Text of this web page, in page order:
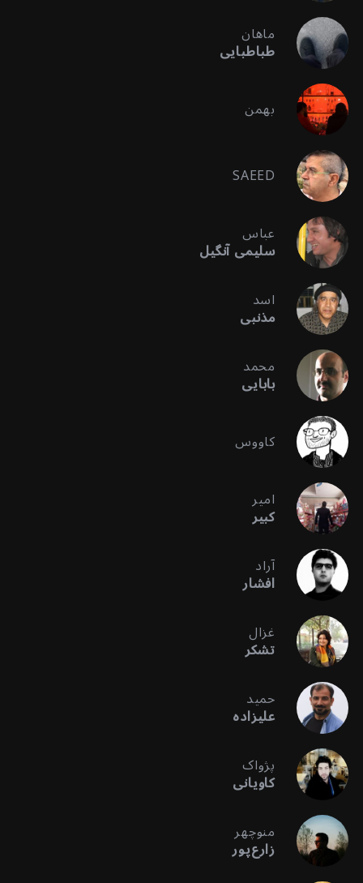
ماهان
طباطبایی
بهمن
SAEED
عباس
سلیمی آنگیل
اسد
مذنبی
محمد
بابایی
کاووس
امیر
کبیر
آراد
افشار
غزال
تشکر
حمید
علیزاده
پژواک
کاویانی
منوچهر
زارع‌پور